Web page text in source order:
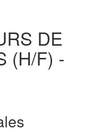
DE
(H/F) -